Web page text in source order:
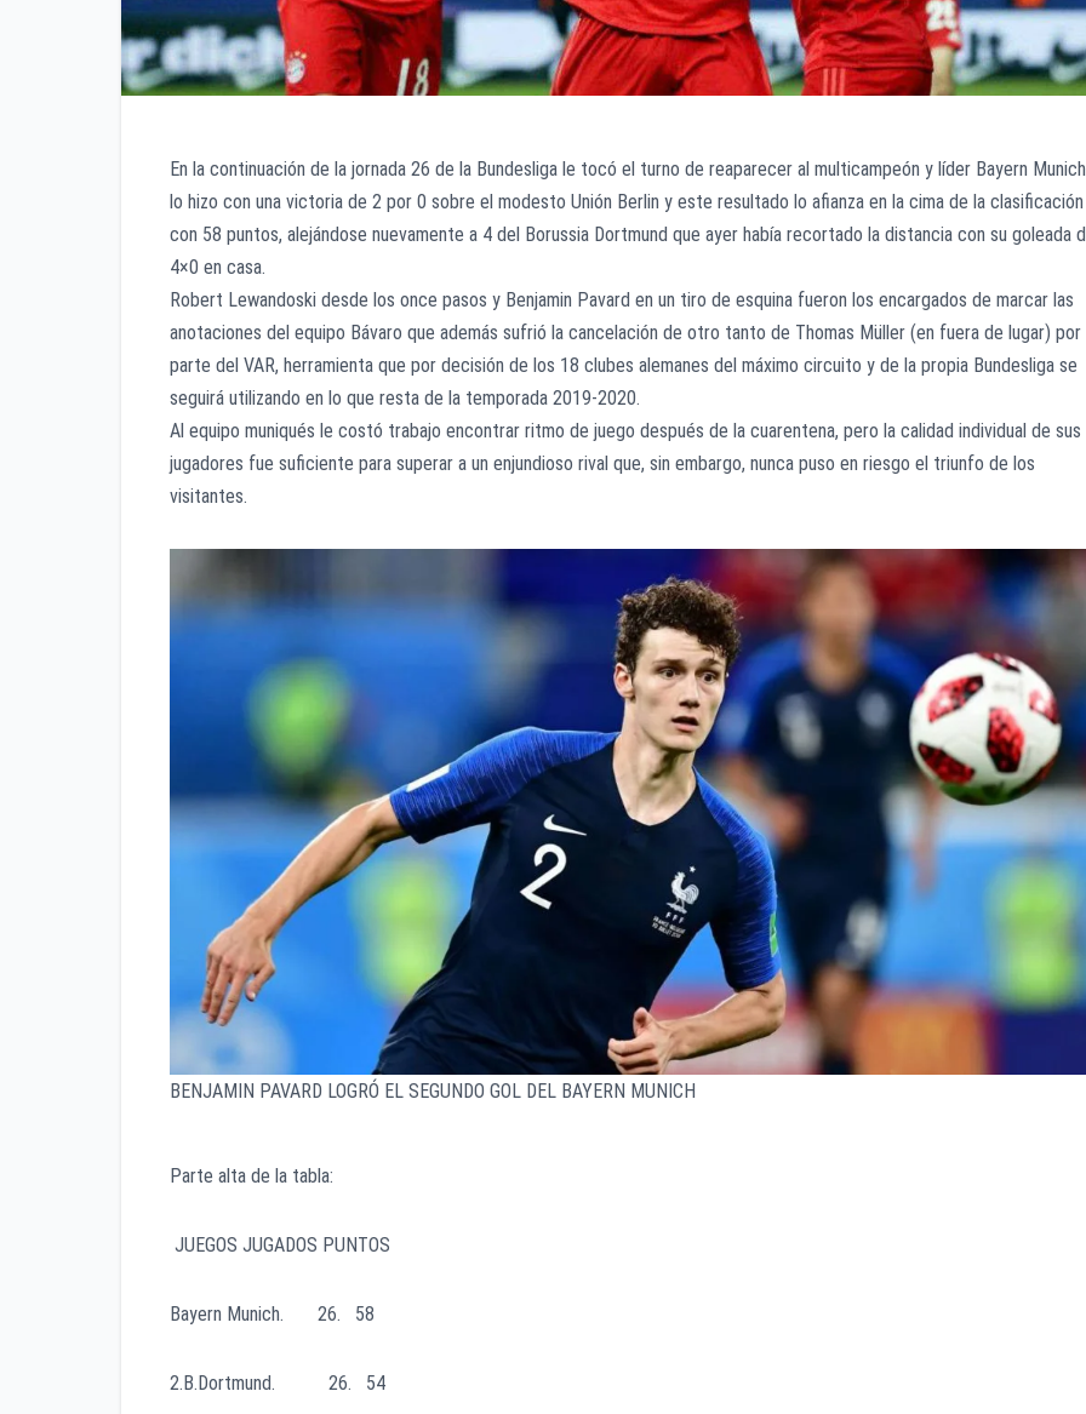
En la continuación de la jornada 26 de la Bundesliga le tocó el turno de reaparecer al multicampeón y líder Bayern
lo hizo con una victoria de 2 por 0 sobre el modesto Unión Berlin y este resultado lo afianza en la cima de la clasificación
con 58 puntos, alejándose nuevamente a 4 del Borussia Dortmund que ayer había recortado la distancia con su goleada
4×0 en casa.
Robert Lewandoski desde los once pasos y Benjamin Pavard en un tiro de esquina fueron los encargados de marcar las
anotaciones del equipo Bávaro que además sufrió la cancelación de otro tanto de Thomas Müller (en fuera de lugar) por
parte del VAR, herramienta que por decisión de los 18 clubes alemanes del máximo circuito y de la propia Bundesliga se
seguirá utilizando en lo que resta de la temporada 2019-2020.
Al equipo muniqués le costó trabajo encontrar ritmo de juego después de la cuarentena, pero la calidad individual de sus
jugadores fue suficiente para superar a un enjundioso rival que, sin embargo, nunca puso en riesgo el triunfo de los
visitantes.
BENJAMIN PAVARD LOGRÓ EL SEGUNDO GOL DEL BAYERN MUNICH
Parte alta de la tabla:
JUEGOS JUGADOS PUNTOS
Bayern Munich. 26. 58
2.B.Dortmund. 26. 54